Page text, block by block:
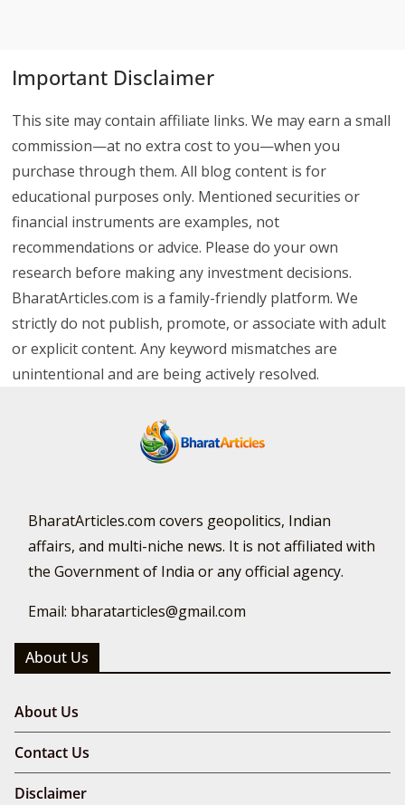
Important Disclaimer
This site may contain affiliate links. We may earn a small
commission—at no extra cost to you—when you
purchase through them. All blog content is for
educational purposes only. Mentioned securities or
financial instruments are examples, not
recommendations or advice. Please do your own
research before making any investment decisions.
BharatArticles.com is a family-friendly platform. We
strictly do not publish, promote, or associate with adult
or explicit content. Any keyword mismatches are
unintentional and are being actively resolved.
BharatArticles.com covers geopolitics, Indian
affairs, and multi-niche news. It is not affiliated with
the Government of India or any official agency.
Email: bharatarticles@gmail.com
About Us
About Us
Contact Us
Disclaimer